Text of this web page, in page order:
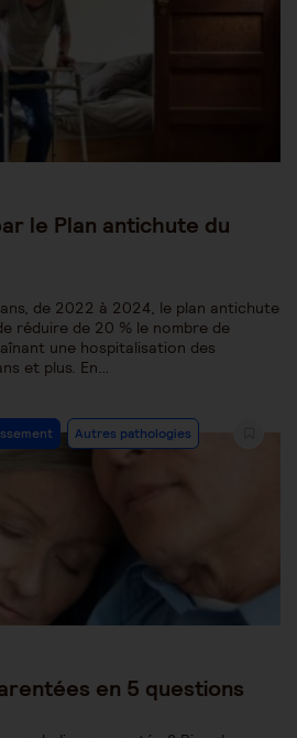
le Plan antichute du
de 2022 à 2024, le plan antichute
réduire de 20 % le nombre de
une hospitalisation des
et plus. En…
Autres pathologies
en 5 questions